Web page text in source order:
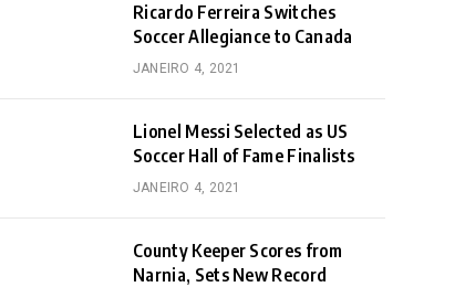
Ricardo Ferreira Switches
Soccer Allegiance to Canada
JANEIRO 4, 2021
Lionel Messi Selected as US
Soccer Hall of Fame Finalists
JANEIRO 4, 2021
County Keeper Scores from
Narnia, Sets New Record